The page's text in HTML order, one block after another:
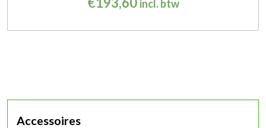
incl. btw
Accessoires